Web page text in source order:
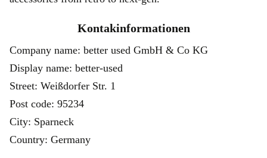
Kontakinformationen
Company name: better used GmbH & Co KG
Display name: better-used
Street: Weißdorfer Str. 1
Post code: 95234
City: Sparneck
Country: Germany